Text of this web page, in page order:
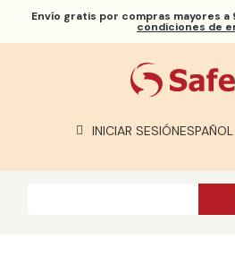
Envío gratis por compras mayores a
condiciones de
INICIAR SESIÓNESPAÑOL